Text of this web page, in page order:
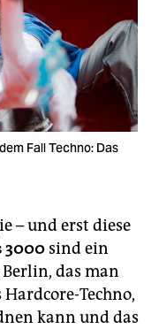
Fall Techno: Das
– und erst diese
3000 sind ein
das man
Techno,
kann und das